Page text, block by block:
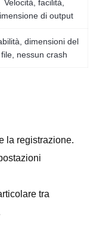
Velocità, facilità,
di output
dimensioni del
file, nessun crash
la registrazione.
tra